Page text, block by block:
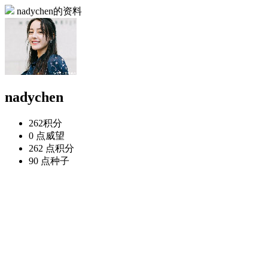
nadychen的资料
nadychen
262积分
0 点威望
262 点积分
90 点种子